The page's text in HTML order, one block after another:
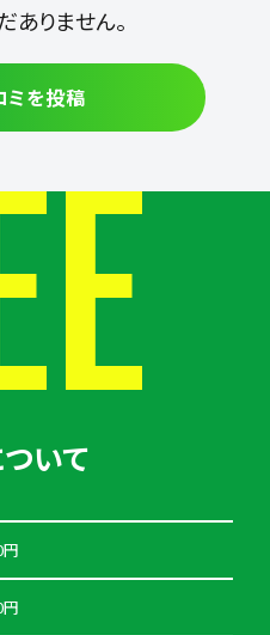
ありません。
ミを投稿
いて